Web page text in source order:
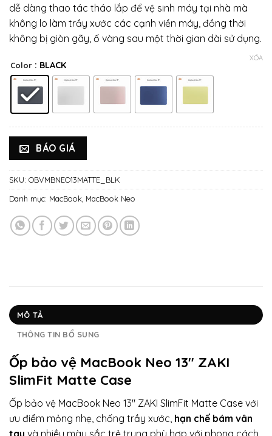
dễ dàng thao tác tháo lắp để vệ sinh máy tại nhà mà
không lo làm trầy xước các cạnh viền máy, đồng thời
không bị giòn gãy, ố vàng sau một thời gian dài sử dụng.
Color : BLACK
XÓA
BÁO GIÁ
SKU: OBVMBNEO13MATTE_BLK
Danh mục: MacBook MacBook Neo
MÔ TẢ
THÔNG TIN BỔ SUNG
Ốp bảo vệ MacBook Neo 13″ ZAKI
SlimFit Matte Case
Ốp bảo vệ MacBook Neo 13″ ZAKI SlimFit Matte Case với
ưu điểm mỏng nhẹ, chống trầy xước, hạn chế bám vân
tay và nhiều màu sắc trẻ trung phù hợp với phong cách